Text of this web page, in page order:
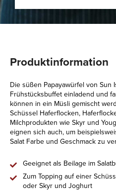
Produktinformation
Die süßen Papayawürfel von Sun
Frühstücksbuffet einladend und
können in ein Müsli gemischt
Schüssel Haferflocken,
Milchprodukten wie Skyr und
eignen sich auch, um
Salat Farbe und Geschmack zu
Geeignet als Beilage im
Zum Topping auf einer
oder Skyr und Joghurt